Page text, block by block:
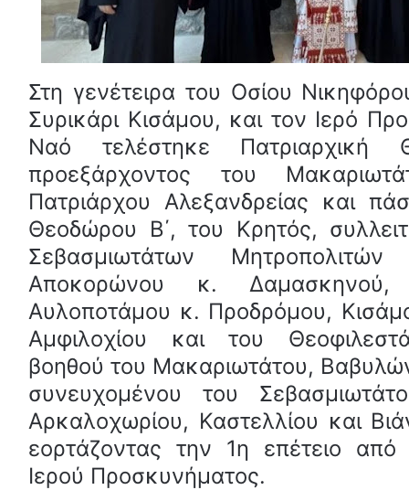
Στη γενέτειρα του Οσίου
Συρικάρι Κισάμου, και τον Ιερό
Ναό τελέστηκε Πατριαρχική
προεξάρχοντος του
Πατριάρχου Αλεξανδρείας και
Θεοδώρου Β΄, του Κρητός,
Σεβασμιωτάτων
Αποκορώνου κ. Δαμασκηνού,
Αυλοποτάμου κ. Προδρόμου,
Αμφιλοχίου και του
βοηθού του Μακαριωτάτου,
συνευχομένου του
Αρκαλοχωρίου, Καστελλίου και
εορτάζοντας την 1η επέτειο από
Ιερού Προσκυνήματος.